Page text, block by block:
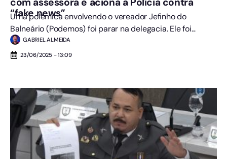
“fake news”
Uma polêmica envolvendo o vereador Jefinho do
Balneário (Podemos) foi parar na delegacia. Ele foi...
GABRIEL ALMEIDA
23/06/2025 - 13:09